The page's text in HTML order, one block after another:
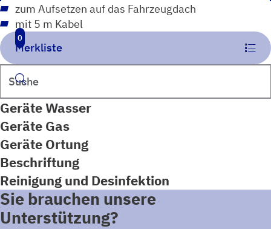
Merkliste
0
Suchen
Geräte Wasser
Geräte Gas
Geräte Ortung
Beschriftung
Reinigung und Desinfektion
zum Aufsetzen auf das Fahrzeugdach
mit 5 m Kabel
Sie brauchen unsere
Unterstützung?